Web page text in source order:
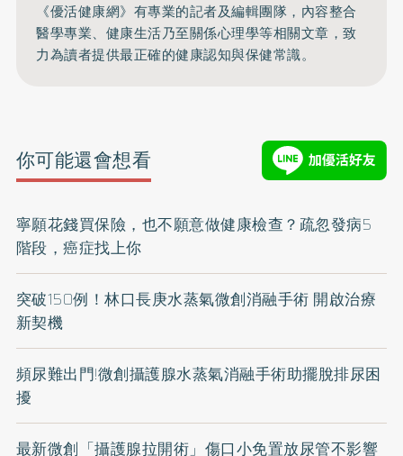
《優活健康網》有專業的記者及編輯團隊，內容整合
醫學專業、健康生活乃至關係心理學等相關文章，致
力為讀者提供最正確的健康認知與保健常識。
你可能還會想看
寧願花錢買保險，也不願意做健康檢查？疏忽發病5
階段，癌症找上你
突破150例！林口長庚水蒸氣微創消融手術 開啟治療
新契機
頻尿難出門!微創攝護腺水蒸氣消融手術助擺脫排尿困
擾
最新微創「攝護腺拉開術」傷口小免置放尿管不影響